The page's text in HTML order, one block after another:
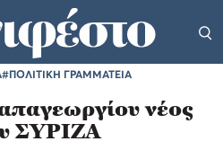
#ΠΟΛΙΤΙΚΗ ΓΡΑΜΜΑΤΕΙΑ
νέος
ΣΥΡΙΖΑ